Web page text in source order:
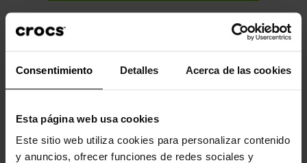
Consentimiento Detalles Acerca de las cookies
Esta página web usa cookies
Este sitio web utiliza cookies para personalizar contenido
y anuncios, ofrecer funciones de redes sociales y
Descrição
Desfrute de um ajuste personalizado, resistência à água e
Perfeito para a água e flutuante, pesa apenas alguns gramas.